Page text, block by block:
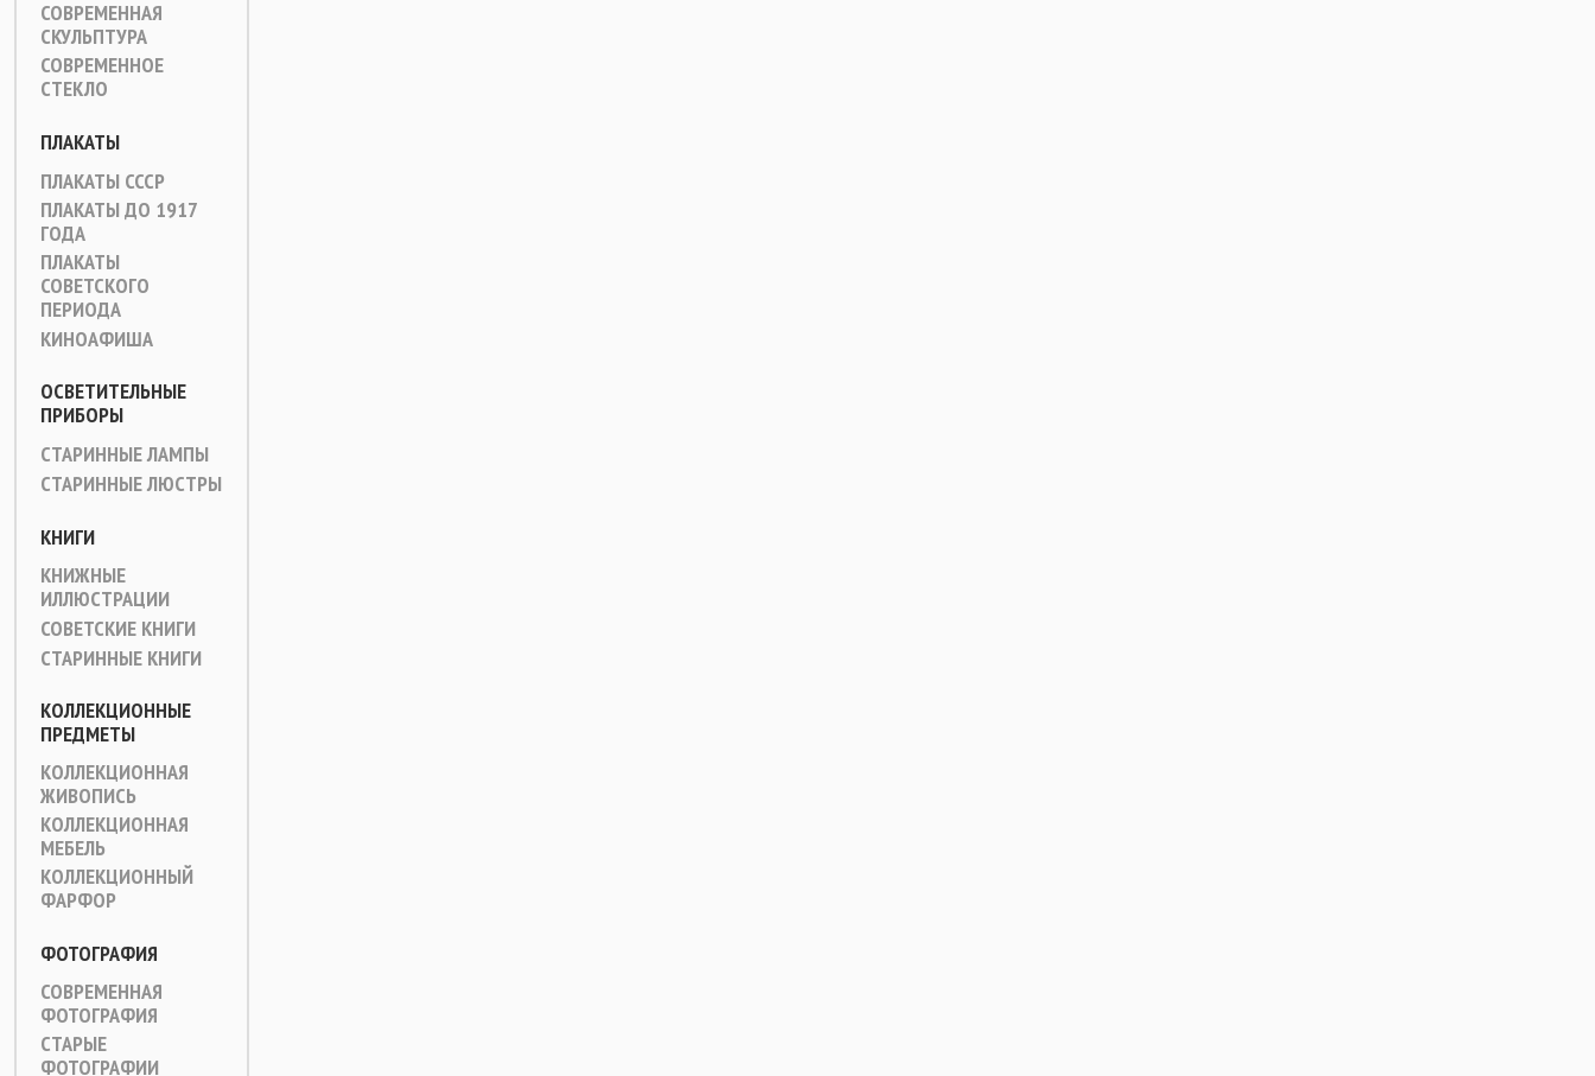
СОВРЕМЕННАЯ
СКУЛЬПТУРА
СОВРЕМЕННОЕ
СТЕКЛО
ПЛАКАТЫ
ПЛАКАТЫ СССР
ПЛАКАТЫ ДО 1917
ГОДА
ПЛАКАТЫ
СОВЕТСКОГО
ПЕРИОДА
КИНОАФИША
ОСВЕТИТЕЛЬНЫЕ
ПРИБОРЫ
СТАРИННЫЕ ЛАМПЫ
СТАРИННЫЕ ЛЮСТРЫ
КНИГИ
КНИЖНЫЕ
ИЛЛЮСТРАЦИИ
СОВЕТСКИЕ КНИГИ
СТАРИННЫЕ КНИГИ
КОЛЛЕКЦИОННЫЕ
ПРЕДМЕТЫ
КОЛЛЕКЦИОННАЯ
ЖИВОПИСЬ
КОЛЛЕКЦИОННАЯ
МЕБЕЛЬ
КОЛЛЕКЦИОННЫЙ
ФАРФОР
ФОТОГРАФИЯ
СОВРЕМЕННАЯ
ФОТОГРАФИЯ
СТАРЫЕ
ФОТОГРАФИИ